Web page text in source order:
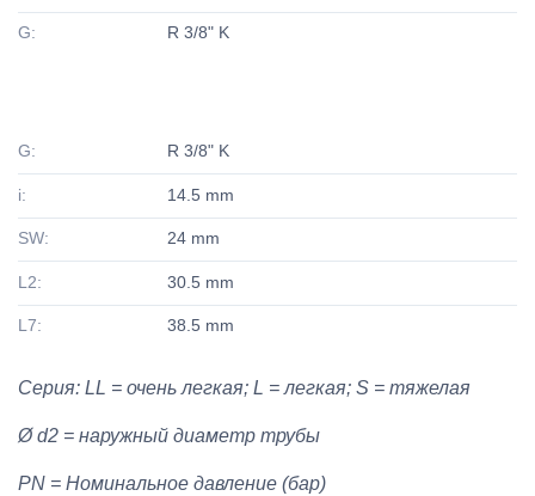
G: R 3/8" K
G: R 3/8" K
i: 14.5 mm
SW: 24 mm
L2: 30.5 mm
L7: 38.5 mm
Серия: LL = очень легкая; L = легкая; S = тяжелая
Ø d2 = наружный диаметр трубы
PN = Номинальное давление (бар)